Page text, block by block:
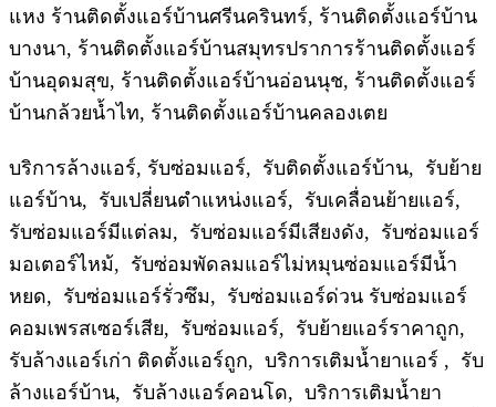
แหง ร้านติดตั้งแอร์บ้านศรีนครินทร์, ร้านติดตั้งแอร์บ้าน
บางนา, ร้านติดตั้งแอร์บ้านสมุทรปราการร้านติดตั้งแอร์
บ้านอุดมสุข, ร้านติดตั้งแอร์บ้านอ่อนนุช, ร้านติดตั้งแอร์
บ้านกล้วยน้ำไท, ร้านติดตั้งแอร์บ้านคลองเตย
บริการล้างแอร์, รับซ่อมแอร์, รับติดตั้งแอร์บ้าน, รับย้าย
แอร์บ้าน, รับเปลี่ยนตำแหน่งแอร์, รับเคลื่อนย้ายแอร์,
รับซ่อมแอร์มีแต่ลม, รับซ่อมแอร์มีเสียงดัง, รับซ่อมแอร์
มอเตอร์ไหม้, รับซ่อมพัดลมแอร์ไม่หมุนซ่อมแอร์มีน้ำ
หยด, รับซ่อมแอร์รั่วซึม, รับซ่อมแอร์ด่วน รับซ่อมแอร์
คอมเพรสเซอร์เสีย, รับซ่อมแอร์, รับย้ายแอร์ราคาถูก,
รับล้างแอร์เก่า ติดตั้งแอร์ถูก, บริการเติมน้ำยาแอร์ , รับ
ล้างแอร์บ้าน, รับล้างแอร์คอนโด, บริการเติมน้ำยา